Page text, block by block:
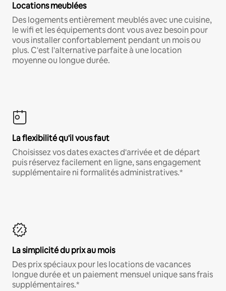
Locations meublées
Des logements entièrement meublés avec une cuisine,
le wifi et les équipements dont vous avez besoin pour
vous installer confortablement pendant un mois ou
plus. C'est l'alternative parfaite à une location
moyenne ou longue durée.
La flexibilité qu'il vous faut
Choisissez vos dates exactes d'arrivée et de départ
puis réservez facilement en ligne, sans engagement
supplémentaire ni formalités administratives.*
La simplicité du prix au mois
Des prix spéciaux pour les locations de vacances
longue durée et un paiement mensuel unique sans frais
supplémentaires.*